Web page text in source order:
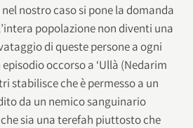
nostro caso si pone la domanda
popolazione non diventi una
di queste persone a ogni
occorso a ‘Ullà (Nedarim
stabilisce che è permesso a un
da un nemico sanguinario
sia una terefah piuttosto che